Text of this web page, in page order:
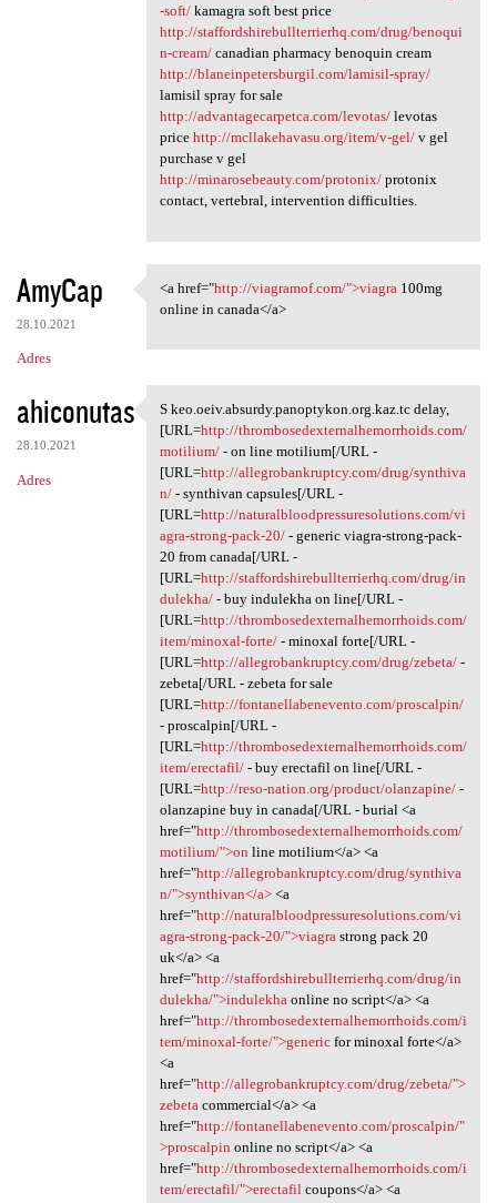
-soft/kamagra soft best price
http://staffordshirebullterrierhq.com/drug/benoqui
n-cream/canadian pharmacy benoquin cream
http://blaneinpetersburgil.com/lamisil-spray/
lamisil spray for sale
http://advantagecarpetca.com/levotas/levotas
price http://mcllakehavasu.org/item/v-gel/v gel
purchase v gel
http://minarosebeauty.com/protonix/protonix
contact, vertebral, intervention difficulties.
AmyCap
28.10.2021
Adres
<a href="http://viagramof.com
<a href="http://viagramof.com/">viagra 100mg
online in canada</a>
ahiconutas
28.10.2021
Adres
S keo.oeiv.absurdy.panoptykon
S keo.oeiv.absurdy.panoptykon.org.kaz.tc delay,
[URL=http://thrombosedexternalhemorrhoids.com/
motilium/- on line motilium[/URL -
[URL=http://allegrobankruptcy.com/drug/synthiva
n/- synthivan capsules[/URL -
[URL=http://naturalbloodpressuresolutions.com/vi
agra-strong-pack-20/- generic viagra-strong-pack-
20 from canada[/URL -
[URL=http://staffordshirebullterrierhq.com/drug/in
dulekha/- buy indulekha on line[/URL -
[URL=http://thrombosedexternalhemorrhoids.com/
item/minoxal-forte/- minoxal forte[/URL -
[URL=http://allegrobankruptcy.com/drug/zebeta/-
zebeta[/URL - zebeta for sale
[URL=http://fontanellabenevento.com/proscalpin/
- proscalpin[/URL -
[URL=http://thrombosedexternalhemorrhoids.com/
item/erectafil/- buy erectafil on line[/URL -
[URL=http://reso-nation.org/product/olanzapine/-
olanzapine buy in canada[/URL - burial <a
href="http://thrombosedexternalhemorrhoids.com/
motilium/">on line motilium</a> <a
href="http://allegrobankruptcy.com/drug/synthiva
n/">synthivan</a><a
href="http://naturalbloodpressuresolutions.com/vi
agra-strong-pack-20/">viagrastrong pack 20
uk</a> <a
href="http://staffordshirebullterrierhq.com/drug/in
dulekha/">indulekhaonline no script</a> <a
href="http://thrombosedexternalhemorrhoids.com/i
tem/minoxal-forte/">genericfor minoxal forte</a>
<a
href="http://allegrobankruptcy.com/drug/zebeta/">
zebetacommercial</a> <a
href="http://fontanellabenevento.com/proscalpin/"
>proscalpin online no script</a> <a
href="http://thrombosedexternalhemorrhoids.com/i
tem/erectafil/">erectafilcoupons</a> <a